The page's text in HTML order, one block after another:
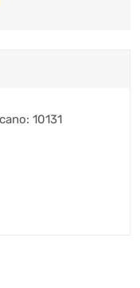
10131